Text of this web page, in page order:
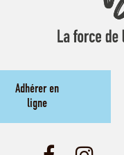
Adhérer en
ligne